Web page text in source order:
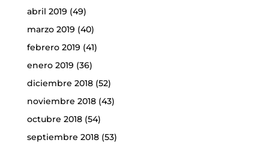
abril 2019 (49)
marzo 2019 (40)
febrero 2019 (41)
enero 2019 (36)
diciembre 2018(52)
noviembre 2018(43)
octubre 2018(54)
septiembre 2018(53)